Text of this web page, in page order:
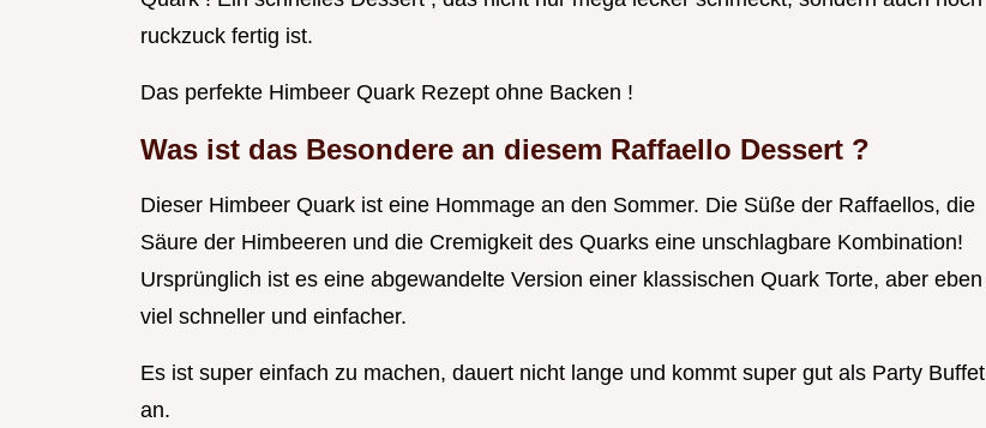
ruckzuck fertig ist.
Das perfekte Himbeer Quark Rezept ohne Backen !
Was ist das Besondere an diesem Raffaello Dessert ?
Dieser Himbeer Quark ist eine Hommage an den Sommer. Die Süße der Raffaellos, die
Säure der Himbeeren und die Cremigkeit des Quarks eine unschlagbare Kombination!
Ursprünglich ist es eine abgewandelte Version einer klassischen Quark Torte, aber eben
viel schneller und einfacher.
Es ist super einfach zu machen, dauert nicht lange und kommt super gut als Party Buffet
an.